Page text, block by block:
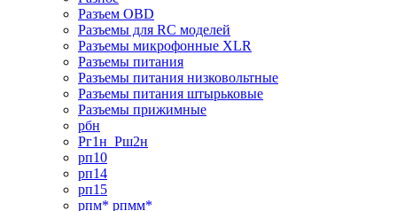
Разъем OBD
Разъемы для RC моделей
Разъемы микрофонные XLR
Разъемы питания
Разъемы питания низковольтные
Разъемы питания штырьковые
Разъемы прижимные
рбн
Рг1н_Рш2н
рп10
рп14
рп15
рпм* рпмм*